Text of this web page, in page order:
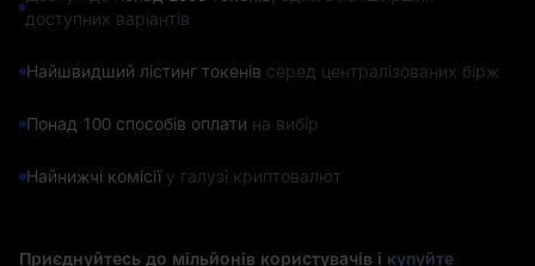
доступних варіантів
Найшвидший лістинг токенів серед централізованих бірж
Понад 100 способів оплати на вибір
Найнижчі комісіїу галузі криптовалют
Приєднуйтесь до мільйонів користувачів і купуйте